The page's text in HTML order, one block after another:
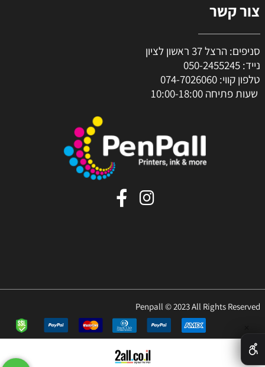
צור קשר
סניפים: הרצל 37 ראשון לציון
נייד: 050-2455245
טלפון קווי: 074-7026060
שעות פתיחה 10:00-18:00
Penpall © 2023 All Rights Reserved